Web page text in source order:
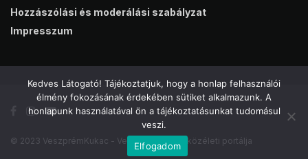
Hozzászólási és moderálási szabályzat
Impresszum
© 2023 VeszprémKukac - Veszprém online közéleti portálja
Kedves Látogató! Tájékoztatjuk, hogy a honlap felhasználói
élmény fokozásának érdekében sütiket alkalmazunk. A
honlapunk használatával ön a tájékoztatásunkat tudomásul
veszi.
Elfogadom